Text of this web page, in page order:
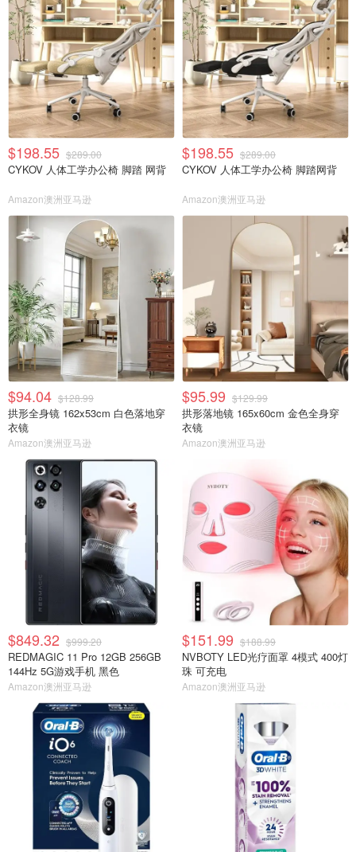
$198.55 $289.00
CYKOV 人体工学办公椅 脚踏 网背
Amazon澳洲亚马逊
$198.55 $289.00
CYKOV 人体工学办公椅 脚踏网背
Amazon澳洲亚马逊
$94.04 $128.99
拱形全身镜 162x53cm 白色落地穿
衣镜
Amazon澳洲亚马逊
$95.99 $129.99
拱形落地镜 165x60cm 金色全身穿
衣镜
Amazon澳洲亚马逊
$849.32 $999.20
REDMAGIC 11 Pro 12GB 256GB
144Hz 5G游戏手机 黑色
Amazon澳洲亚马逊
$151.99 $188.99
NVBOTY LED光疗面罩 4模式 400灯
珠 可充电
Amazon澳洲亚马逊